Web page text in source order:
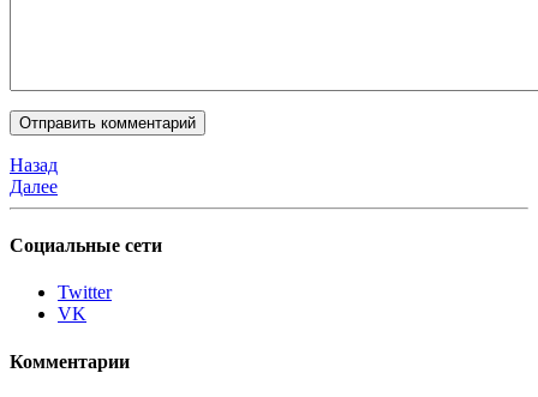
Назад
Далее
Социальные сети
Twitter
VK
Комментарии